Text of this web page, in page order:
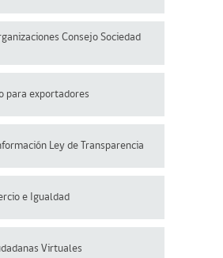
Consejo Sociedad
para exportadores
Ley de Transparencia
e Igualdad
Virtuales